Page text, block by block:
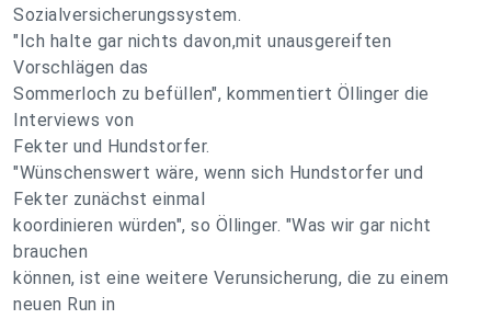
Sozialversicherungssystem.
"Ich halte gar nichts davon,mit unausgereiften
Vorschlägen das
Sommerloch zu befüllen", kommentiert Öllinger die
Interviews von
Fekter und Hundstorfer.
"Wünschenswert wäre, wenn sich Hundstorfer und
Fekter zunächst einmal
koordinieren würden", so Öllinger. "Was wir gar nicht
brauchen
können, ist eine weitere Verunsicherung, die zu einem
neuen Run in